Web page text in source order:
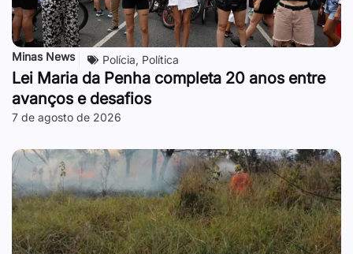
Minas News Polícia, Política
Lei Maria da Penha completa 20 anos entre
avanços e desafios
7 de agosto de 2026